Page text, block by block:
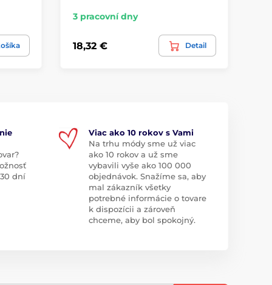
3 pracovní dny
18,32 € Detail
dní
Viac ako 10 rokov s Vami
Na trhu módy sme už viac
ako 10 rokov a už sme
vybavili vyše ako 100 000
objednávok. Snažíme sa, aby
mal zákazník všetky
potrebné informácie o tovare
k dispozícii a zároveň
chceme, aby bol spokojný.